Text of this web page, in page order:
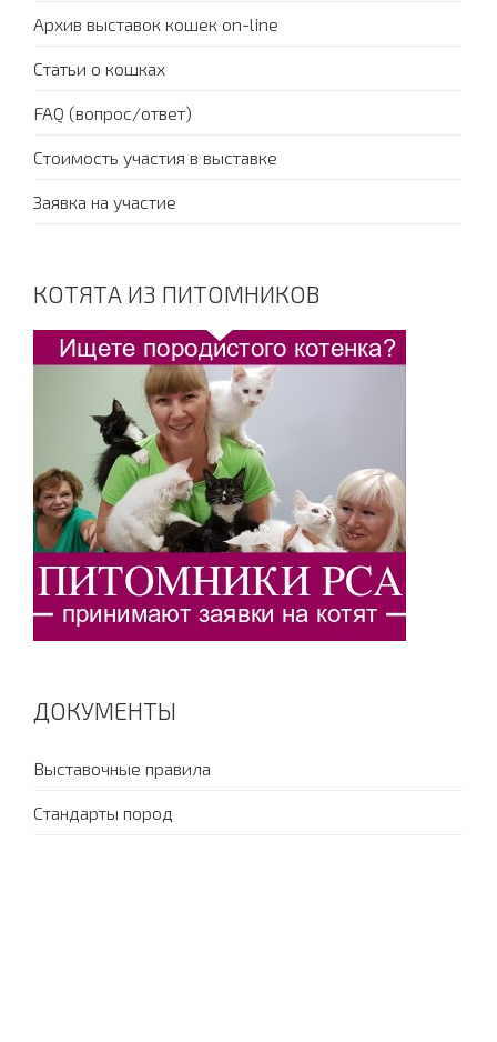
Архив выставок кошек on-line
Статьи о кошках
FAQ (вопрос/ответ)
Стоимость участия в выставке
Заявка на участие
КОТЯТА ИЗ ПИТОМНИКОВ
ДОКУМЕНТЫ
Выставочные правила
Стандарты пород